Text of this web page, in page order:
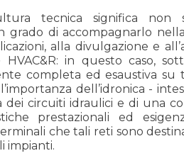
tecnica significa non
grado di accompagnarlo
alla divulgazione e
in questo caso,
completa ed esaustiva su
dell’idronica -
dei circuiti idraulici e di una
prestazionali ed
che tali reti sono
impianti.